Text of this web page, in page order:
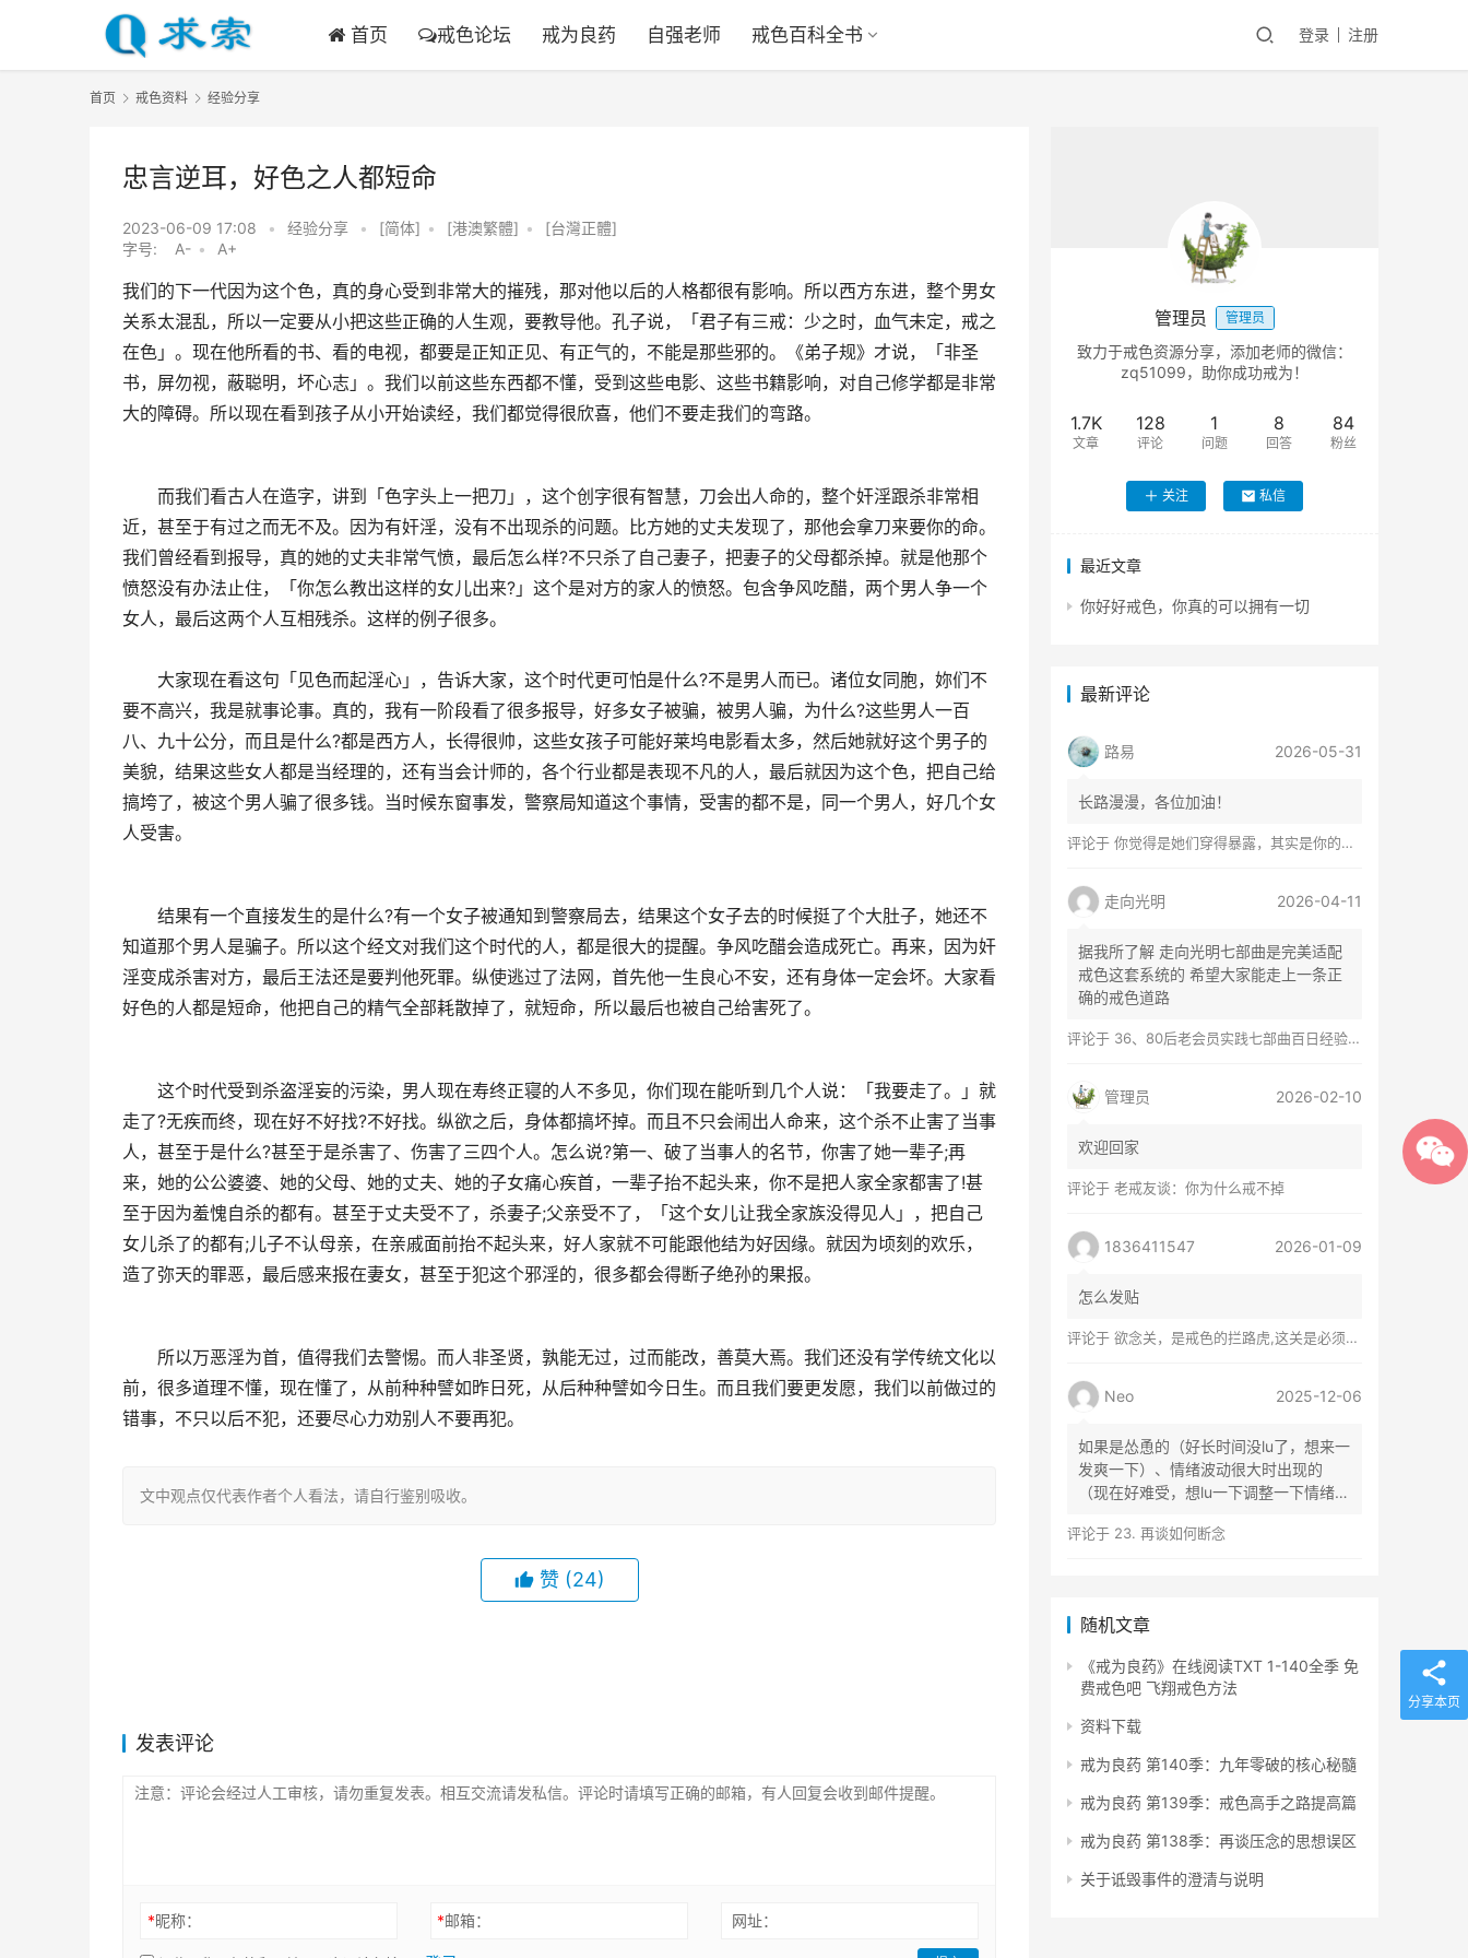
首页 戒色论坛 戒为良药 自强老师 戒色百科全书 登录 注册
首页 戒色资料 经验分享
忠言逆耳，好色之人都短命
2023-06-09 17:08 • 经验分享 • [简体] • [港澳繁體] •
[台灣正體]
字号:
A- • A+
我们的下一代因为这个色，真的身心受到非常大的摧残，那对他以后的人格都很有影响。所以西方东进，整个男女
关系太混乱，所以一定要从小把这些正确的人生观，要教导他。孔子说，「君子有三戒：少之时，血气未定，戒之
在色」。现在他所看的书、看的电视，都要是正知正见、有正气的，不能是那些邪的。《弟子规》才说，「非圣
书，屏勿视，蔽聪明，坏心志」。我们以前这些东西都不懂，受到这些电影、这些书籍影响，对自己修学都是非常
大的障碍。所以现在看到孩子从小开始读经，我们都觉得很欣喜，他们不要走我们的弯路。
而我们看古人在造字，讲到「色字头上一把刀」，这个创字很有智慧，刀会出人命的，整个奸淫跟杀非常相
近，甚至于有过之而无不及。因为有奸淫，没有不出现杀的问题。比方她的丈夫发现了，那他会拿刀来要你的命。
我们曾经看到报导，真的她的丈夫非常气愤，最后怎么样?不只杀了自己妻子，把妻子的父母都杀掉。就是他那个
愤怒没有办法止住，「你怎么教出这样的女儿出来?」这个是对方的家人的愤怒。包含争风吃醋，两个男人争一个
女人，最后这两个人互相残杀。这样的例子很多。
大家现在看这句「见色而起淫心」，告诉大家，这个时代更可怕是什么?不是男人而已。诸位女同胞，妳们不
要不高兴，我是就事论事。真的，我有一阶段看了很多报导，好多女子被骗，被男人骗，为什么?这些男人一百
八、九十公分，而且是什么?都是西方人，长得很帅，这些女孩子可能好莱坞电影看太多，然后她就好这个男子的
美貌，结果这些女人都是当经理的，还有当会计师的，各个行业都是表现不凡的人，最后就因为这个色，把自己给
搞垮了，被这个男人骗了很多钱。当时候东窗事发，警察局知道这个事情，受害的都不是，同一个男人，好几个女
人受害。
结果有一个直接发生的是什么?有一个女子被通知到警察局去，结果这个女子去的时候挺了个大肚子，她还不
知道那个男人是骗子。所以这个经文对我们这个时代的人，都是很大的提醒。争风吃醋会造成死亡。再来，因为奸
淫变成杀害对方，最后王法还是要判他死罪。纵使逃过了法网，首先他一生良心不安，还有身体一定会坏。大家看
好色的人都是短命，他把自己的精气全部耗散掉了，就短命，所以最后也被自己给害死了。
这个时代受到杀盗淫妄的污染，男人现在寿终正寝的人不多见，你们现在能听到几个人说：「我要走了。」就
走了?无疾而终，现在好不好找?不好找。纵欲之后，身体都搞坏掉。而且不只会闹出人命来，这个杀不止害了当事
人，甚至于是什么?甚至于是杀害了、伤害了三四个人。怎么说?第一、破了当事人的名节，你害了她一辈子;再
来，她的公公婆婆、她的父母、她的丈夫、她的子女痛心疾首，一辈子抬不起头来，你不是把人家全家都害了!甚
至于因为羞愧自杀的都有。甚至于丈夫受不了，杀妻子;父亲受不了，「这个女儿让我全家族没得见人」，把自己
女儿杀了的都有;儿子不认母亲，在亲戚面前抬不起头来，好人家就不可能跟他结为好因缘。就因为顷刻的欢乐，
造了弥天的罪恶，最后感来报在妻女，甚至于犯这个邪淫的，很多都会得断子绝孙的果报。
所以万恶淫为首，值得我们去警惕。而人非圣贤，孰能无过，过而能改，善莫大焉。我们还没有学传统文化以
前，很多道理不懂，现在懂了，从前种种譬如昨日死，从后种种譬如今日生。而且我们要更发愿，我们以前做过的
错事，不只以后不犯，还要尽心力劝别人不要再犯。
文中观点仅代表作者个人看法，请自行鉴别吸收。
赞 (24)
发表评论
*昵称： *邮箱： 网址：
管理员 管理员
致力于戒色资源分享，添加老师的微信：
zq51099，助你成功戒为！
1.7K
文章
128
评论
1
问题
8
回答
84
粉丝
关注 私信
最近文章
你好好戒色，你真的可以拥有一切
最新评论
路易 2026-05-31
长路漫漫，各位加油！
评论于 你觉得是她们穿得暴露，其实是你的心在着火
走向光明 2026-04-11
据我所了解 走向光明七部曲是完美适配
戒色这套系统的 希望大家能走上一条正
确的戒色道路
评论于 36、80后老会员实践七部曲百日经验谈兼苦口忠言
管理员 2026-02-10
欢迎回家
评论于 老戒友谈：你为什么戒不掉
1836411547 2026-01-09
怎么发贴
评论于 欲念关，是戒色的拦路虎,这关是必须过的
Neo 2025-12-06
如果是怂恿的（好长时间没lu了，想来一
发爽一下）、情绪波动很大时出现的
（现在好难受，想lu一下调整一下情绪）
评论于 23. 再谈如何断念
随机文章
《戒为良药》在线阅读TXT 1-140全季 免
费戒色吧 飞翔戒色方法
资料下载
戒为良药 第140季：九年零破的核心秘髓
戒为良药 第139季：戒色高手之路提高篇
戒为良药 第138季：再谈压念的思想误区
关于诋毁事件的澄清与说明
分享本页